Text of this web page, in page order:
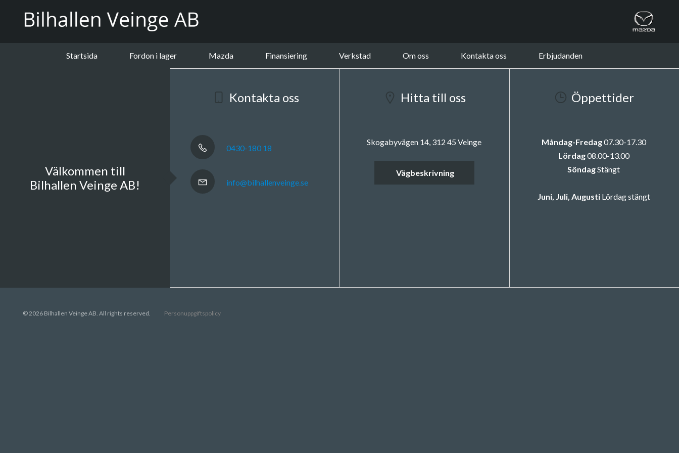
Startsida Fordon i lager Mazda Finansiering Verkstad Om oss Kontakta oss Erbjudanden
Välkommen till
Bilhallen Veinge AB!
Kontakta oss
0430-180 18
info@bilhallenveinge.se
Hitta till oss
Skogabyvägen 14, 312 45 Veinge
Vägbeskrivning
Öppettider
Måndag-Fredag07.30-17.30
Lördag08.00-13.00
SöndagStängt
Juni, Juli, AugustiLördag stängt
© 2026 Bilhallen Veinge AB. All rights reserved. Personuppgiftspolicy